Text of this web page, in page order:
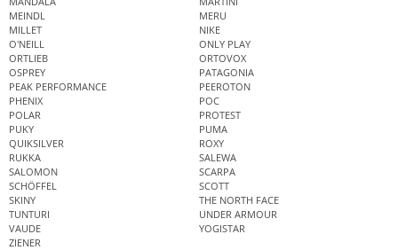
MEINDL
MERU
MILLET
NIKE
O'NEILL
ONLY PLAY
ORTLIEB
ORTOVOX
OSPREY
PATAGONIA
PEAK PERFORMANCE
PEEROTON
PHENIX
POC
POLAR
PROTEST
PUKY
PUMA
QUIKSILVER
ROXY
RUKKA
SALEWA
SALOMON
SCARPA
SCHÖFFEL
SCOTT
SKINY
THE NORTH FACE
TUNTURI
UNDER ARMOUR
VAUDE
YOGISTAR
ZIENER